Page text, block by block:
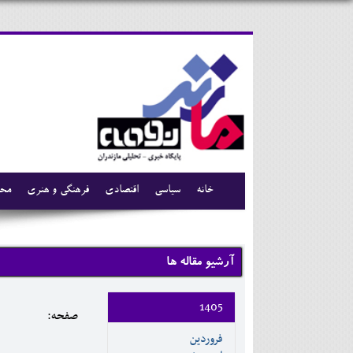
فرهنگی و هنری اقتصادی سیاسی خانه
آرشیو مقاله ها
صفحه:
1405
فروردين